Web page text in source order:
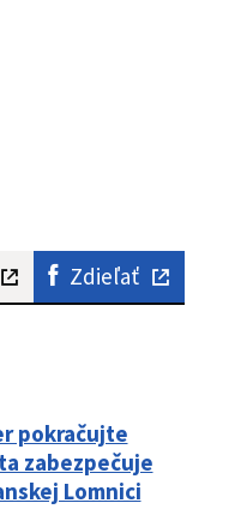
Zdieľať
pokračujte
zabezpečuje
Lomnici